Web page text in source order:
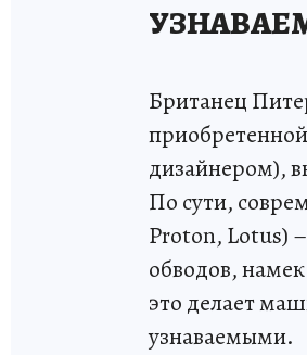
Британец
дизайнером),
По сути,
Proton, Lotus)
обводов,
это делает
узнаваемыми.